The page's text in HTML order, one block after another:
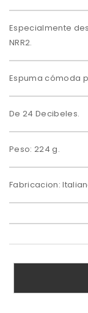
Especialmente
NRR2.
Espuma cómoda
De 24 Decibeles.
Peso: 224 g.
Fabricacion: